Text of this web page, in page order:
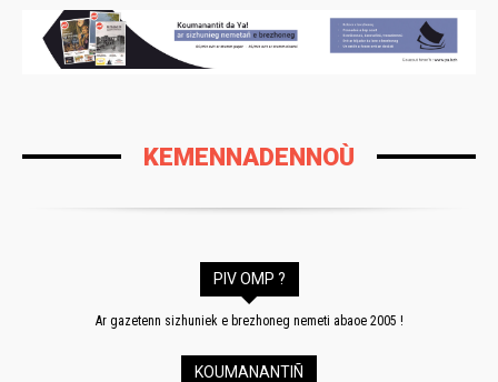
KEMENNADENNOÙ
PIV OMP ?
Ar gazetenn sizhuniek e brezhoneg nemeti abaoe 2005 !
KOUMANANTIÑ